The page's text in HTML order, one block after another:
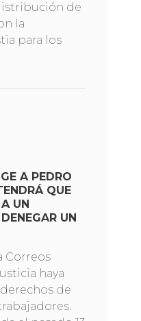
de
la
para los
A PEDRO
QUE
UN
UN
Correos
haya
de